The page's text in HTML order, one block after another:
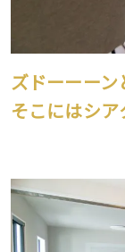
ズドーーーン
そこにはシア